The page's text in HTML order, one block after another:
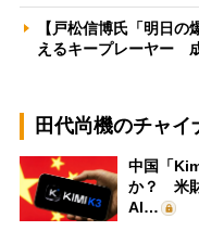
【戸松信博氏「明日
えるキープレーヤー
田代尚機のチャイ
中国「
か？ 米
AI…